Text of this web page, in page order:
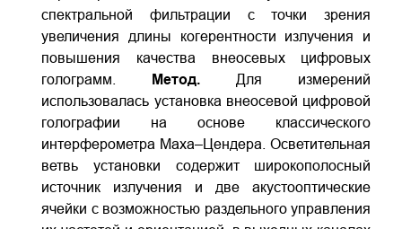
спектральной фильтрации с точки зрения
увеличения длины когерентности излучения и
повышения качества внеосевых цифровых
голограмм.
Метод. Для измерений
использовалась установка внеосевой цифровой
голографии на основе классического
интерферометра Маха–Цендера. Осветительная
ветвь установки содержит широкополосный
источник излучения и две акустооптические
ячейки с возможностью раздельного управления